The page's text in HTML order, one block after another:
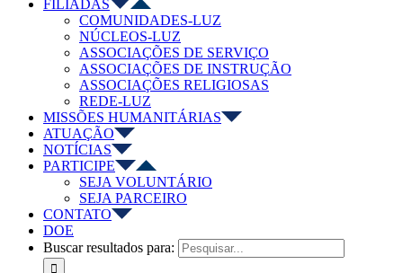
FILIADAS
COMUNIDADES-LUZ
NÚCLEOS-LUZ
ASSOCIAÇÕES DE SERVIÇO
ASSOCIAÇÕES DE INSTRUÇÃO
ASSOCIAÇÕES RELIGIOSAS
REDE-LUZ
MISSÕES HUMANITÁRIAS
ATUAÇÃO
NOTÍCIAS
PARTICIPE
SEJA VOLUNTÁRIO
SEJA PARCEIRO
CONTATO
DOE
Buscar resultados para: